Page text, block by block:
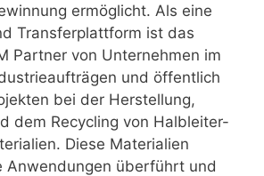
ermöglicht. Als eine
Transferplattform ist das
Partner von Unternehmen im
und öffentlich
bei der Herstellung,
dem Recycling von Halbleiter-
Diese Materialien
Anwendungen überführt und